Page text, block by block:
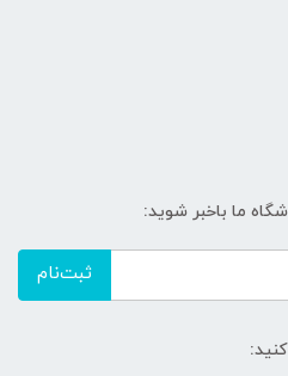
ما باخبر شوید:
ثبت‌نام